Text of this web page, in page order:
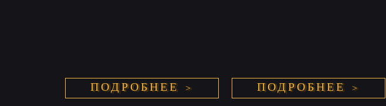
ПОДРОБНЕЕ ПОДРОБНЕЕ